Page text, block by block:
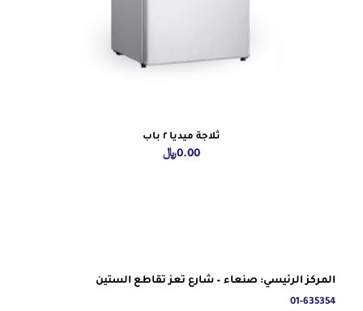
ثلاجة ميديا ٢ باب
0.00﷼
المركز الرئيسي: صنعاء – شارع تعز تقاطع الستين
01-635354